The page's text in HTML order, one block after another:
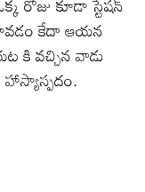
కేదా ఆయన
కి వచ్చిన వాడు